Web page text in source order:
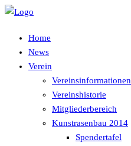
Home
News
Verein
Vereinsinformationen
Vereinshistorie
Mitgliederbereich
Kunstrasenbau 2014
Spendertafel